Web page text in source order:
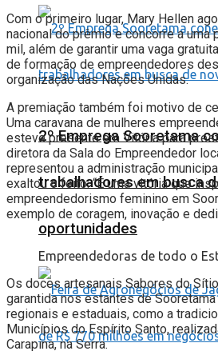
2º Emprega Sooretama
trabalhadores em busca
oportunidades
Com o primeiro lugar, Mary Hellen
nacional do prêmio e concorre a uma
mil, além de garantir uma vaga
de formação de empreendedores
organização das Nações Unidas.
A premiação também foi motivo de
Uma caravana de mulheres
esteve presente em Vitória para
diretora da Sala do Empreendedor
representou a administração
exaltou o feito: “É uma vitória que
empreendedorismo feminino em
exemplo de coragem, inovação e
Empreendedoras de todo o
Os doces artesanais Sabores do
garantida nos estantes de
regionais e estaduais, como a
Municípios do Espírito Santo,
Carapina, na Serra.